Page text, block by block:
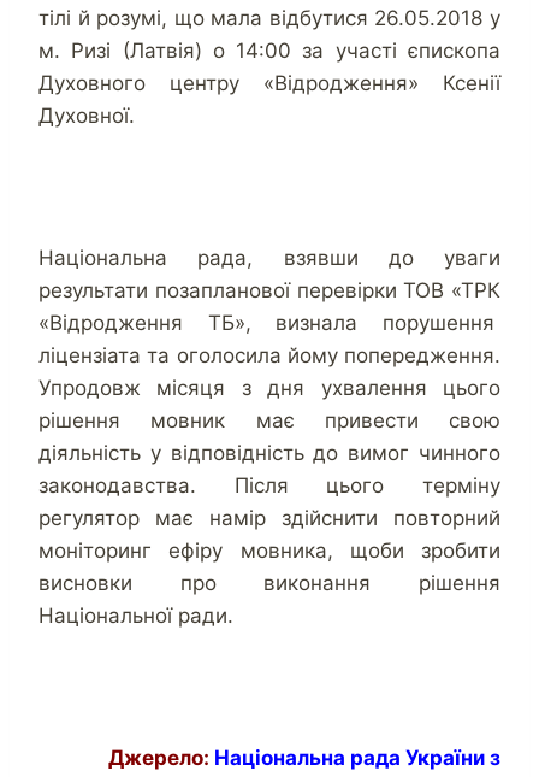
тілі й розумі, що мала відбутися 26.05.2018 у
м. Ризі (Латвія) о 14:00 за участі єпископа
Духовного центру «Відродження» Ксенії
Духовної.
Національна рада, взявши до уваги
результати позапланової перевірки ТОВ «ТРК
«Відродження ТБ», визнала порушення
ліцензіата та оголосила йому попередження.
Упродовж місяця з дня ухвалення цього
рішення мовник має привести свою
діяльність у відповідність до вимог чинного
законодавства. Після цього терміну
регулятор має намір здійснити повторний
моніторинг ефіру мовника, щоби зробити
висновки про виконання рішення
Національної ради.
Джерело: Національна рада України з